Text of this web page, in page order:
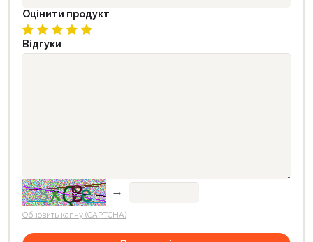
Оцінити продукт
Відгуки
→
Обновить капчу (CAPTCHA)